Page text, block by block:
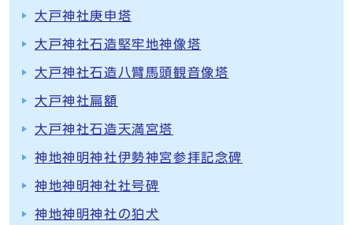
大戸神社庚申塔
大戸神社石造堅牢地神像塔
大戸神社石造八臂馬頭観音像塔
大戸神社扁額
大戸神社石造天満宮塔
神地神明神社伊勢神宮参拝記念碑
神地神明神社社号碑
神地神明神社の狛犬